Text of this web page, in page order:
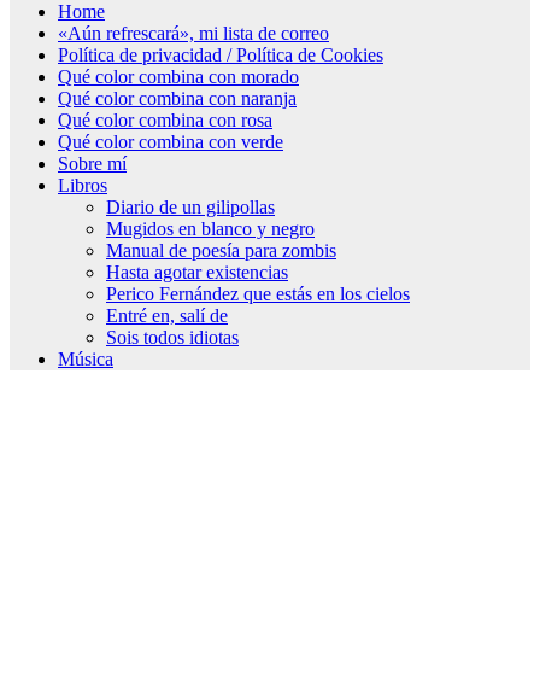
Home
«Aún refrescará», mi lista de correo
Política de privacidad / Política de Cookies
Qué color combina con morado
Qué color combina con naranja
Qué color combina con rosa
Qué color combina con verde
Sobre mí
Libros
Diario de un gilipollas
Mugidos en blanco y negro
Manual de poesía para zombis
Hasta agotar existencias
Perico Fernández que estás en los cielos
Entré en, salí de
Sois todos idiotas
Música